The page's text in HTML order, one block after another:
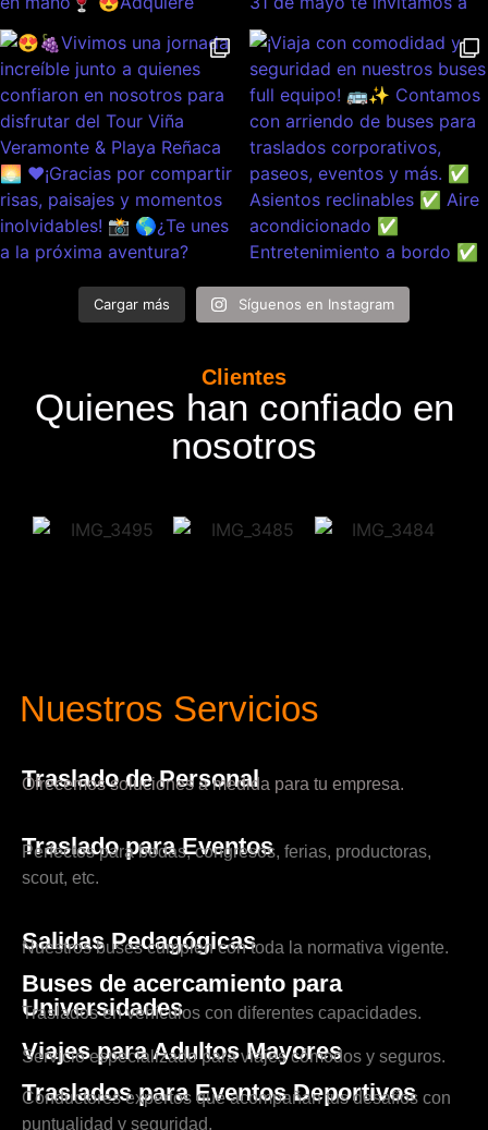
Cargar más Síguenos en Instagram
Clientes
Quienes han confiado en
nosotros
Nuestros Servicios
Traslado de Personal
Ofrecemos soluciones a medida para tu empresa.
Traslado para Eventos
Perfectos para bodas, congresos, ferias, productoras,
scout, etc.
Salidas Pedagógicas
Nuestros buses cumplen con toda la normativa vigente.
Buses de acercamiento para
Universidades
Traslados en vehículos con diferentes capacidades.
Viajes para Adultos Mayores
Servicio especializado para viajes cómodos y seguros.
Traslados para Eventos Deportivos
Conductores expertos que acompañan tus desafíos con
puntualidad y seguridad.